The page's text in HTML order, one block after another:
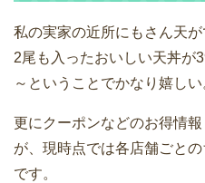
私の実家の近所にもさん天
2尾も入ったおいしい天丼が
～ということでかなり嬉しい
更にクーポンなどのお得情
が、現時点では各店舗ごと
です。